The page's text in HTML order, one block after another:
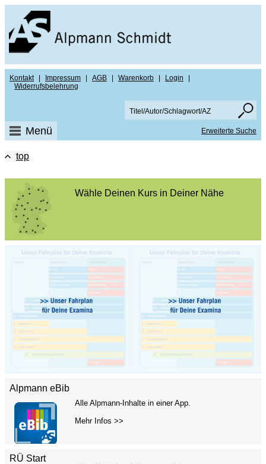
Kontakt Impressum AGB Warenkorb Login
Widerrufsbelehrung
Menü Erweiterte Suche
top
Wähle Deinen Kurs in Deiner Nähe
Alpmann eBib
Alle Alpmann-Inhalte in einer App.
Mehr Infos >>
RÜ Start